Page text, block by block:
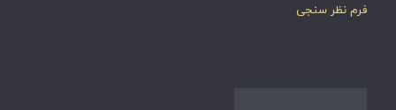
فرم نظر سنجی